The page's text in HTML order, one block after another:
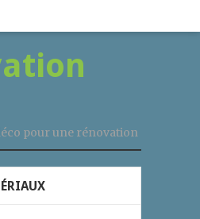
pour une rénovation